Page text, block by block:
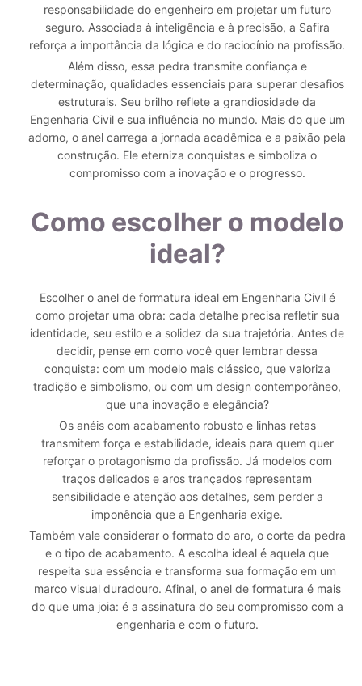
responsabilidade do engenheiro em projetar um futuro
seguro. Associada à inteligência e à precisão, a Safira
reforça a importância da lógica e do raciocínio na profissão.
Além disso, essa pedra transmite confiança e
determinação, qualidades essenciais para superar desafios
estruturais. Seu brilho reflete a grandiosidade da
Engenharia Civil e sua influência no mundo. Mais do que um
adorno, o anel carrega a jornada acadêmica e a paixão pela
construção. Ele eterniza conquistas e simboliza o
compromisso com a inovação e o progresso.
Como escolher o modelo
ideal?
Escolher o anel de formatura ideal em Engenharia Civil é
como projetar uma obra: cada detalhe precisa refletir sua
identidade, seu estilo e a solidez da sua trajetória. Antes de
decidir, pense em como você quer lembrar dessa
conquista: com um modelo mais clássico, que valoriza
tradição e simbolismo, ou com um design contemporâneo,
que una inovação e elegância?
Os anéis com acabamento robusto e linhas retas
transmitem força e estabilidade, ideais para quem quer
reforçar o protagonismo da profissão. Já modelos com
traços delicados e aros trançados representam
sensibilidade e atenção aos detalhes, sem perder a
imponência que a Engenharia exige.
Também vale considerar o formato do aro, o corte da pedra
e o tipo de acabamento. A escolha ideal é aquela que
respeita sua essência e transforma sua formação em um
marco visual duradouro. Afinal, o anel de formatura é mais
do que uma joia: é a assinatura do seu compromisso com a
engenharia e com o futuro.